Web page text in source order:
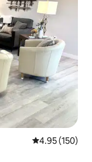
Calificación
4.95 (150)